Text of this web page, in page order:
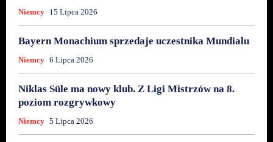
Niemcy 15 Lipca 2026
Bayern Monachium sprzedaje uczestnika Mundialu
Niemcy 6 Lipca 2026
Niklas Süle ma nowy klub. Z Ligi Mistrzów na 8.
poziom rozgrywkowy
Niemcy 5 Lipca 2026